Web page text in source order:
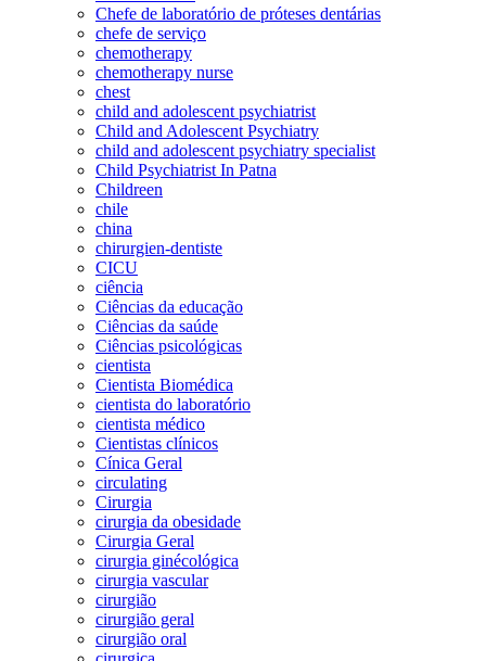
Chefe de laboratório de próteses dentárias
chefe de serviço
chemotherapy
chemotherapy nurse
chest
child and adolescent psychiatrist
Child and Adolescent Psychiatry
child and adolescent psychiatry specialist
Child Psychiatrist In Patna
Childreen
chile
china
chirurgien-dentiste
CICU
ciência
Ciências da educação
Ciências da saúde
Ciências psicológicas
cientista
Cientista Biomédica
cientista do laboratório
cientista médico
Cientistas clínicos
Cínica Geral
circulating
Cirurgia
cirurgia da obesidade
Cirurgia Geral
cirurgia ginécológica
cirurgia vascular
cirurgião
cirurgião geral
cirurgião oral